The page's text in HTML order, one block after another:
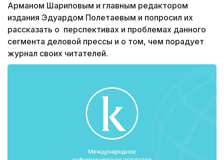
Арманом Шариповым и главным редактором
издания Эдуардом Полетаевым и попросил их
рассказать о перспективах и проблемах данного
сегмента деловой прессы и о том, чем порадует
журнал своих читателей.